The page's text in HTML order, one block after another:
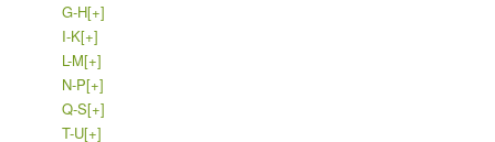
G-H[+]
I-K[+]
L-M[+]
N-P[+]
Q-S[+]
T-U[+]